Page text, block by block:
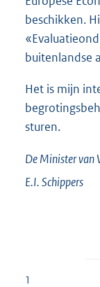
beschikken.
buitenlandse
Het is mijn
sturen.
De Minister van
E.I.Schippers
1